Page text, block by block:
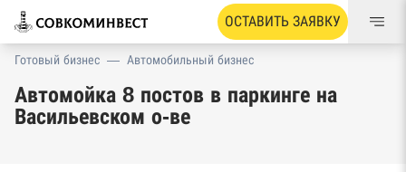
ОСТАВИТЬ ЗАЯВКУ
Готовый бизнес — Автомобильный бизнес
Автомойка 8 постов в паркинге на
Васильевском о-ве